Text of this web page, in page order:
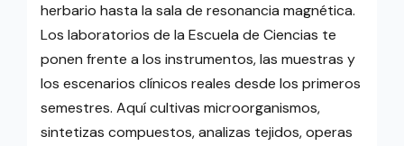
herbario hasta la sala de resonancia magnética.
Los laboratorios de la Escuela de Ciencias te
ponen frente a los instrumentos, las muestras y
los escenarios clínicos reales desde los primeros
semestres. Aquí cultivas microorganismos,
sintetizas compuestos, analizas tejidos, operas